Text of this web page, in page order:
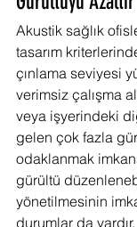
Akustik sağlık
tasarım
çınlama seviyesi
verimsiz çalışma
veya işyerindeki
gelen çok fazla
odaklanmak
gürültü
yönetilmesinin
durumlar da vardır.